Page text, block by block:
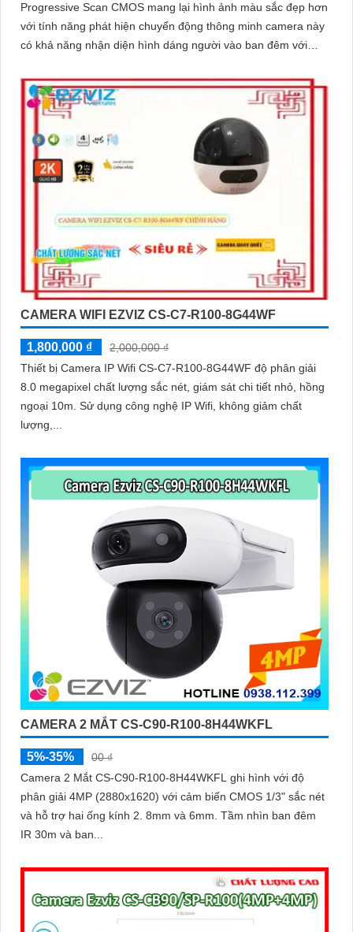
Progressive Scan CMOS mang lại hình ảnh màu sắc đẹp hơn
với tính năng phát hiện chuyển động thông minh camera này
có khả năng nhận diện hình dáng người vào ban đêm với
đẹp 8.0 MP giúp phân biệt người một cách chính xác công
nghệ xử lý hình ảnh thiếu sáng cùng hồng ngoại Smart IR
ban đêm mang lại chất lượng ảnh rõ nét và sắc sảo
CAMERA WIFI EZVIZ CS-C7-R100-8G44WF
1,800,000 ₫
2,000,000 ₫
Thiết bị Camera IP Wifi CS-C7-R100-8G44WF độ phân giải
8.0 megapixel chất lượng sắc nét, giám sát chi tiết nhỏ, hồng
ngoại 10m. Sử dụng công nghệ IP Wifi, không giảm chất
lượng,...
CAMERA 2 MẮT CS-C90-R100-8H44WKFL
5%-35%
00 ₫
Camera 2 Mắt CS-C90-R100-8H44WKFL ghi hình với độ
phân giải 4MP (2880x1620) với cảm biến CMOS 1/3" sắc nét
và hỗ trợ hai ống kính 2. 8mm và 6mm. Tầm nhìn ban đêm
IR 30m và ban...